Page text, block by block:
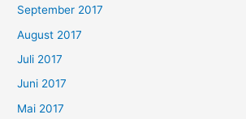
September 2017
August 2017
Juli 2017
Juni 2017
Mai 2017